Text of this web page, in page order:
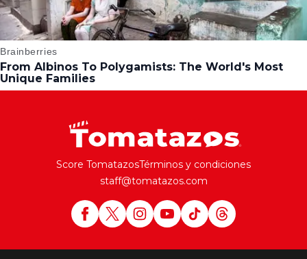
Score TomatazosTérminos y condiciones
staff@tomatazos.com